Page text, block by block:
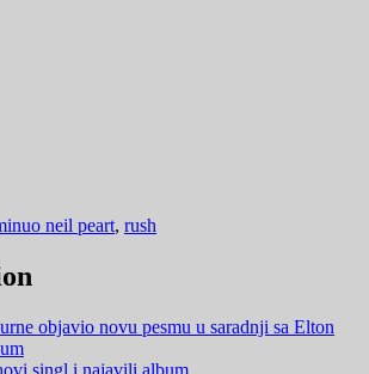
neil peart, rush
objavio novu pesmu u saradnji sa Elton
singl i najavili album